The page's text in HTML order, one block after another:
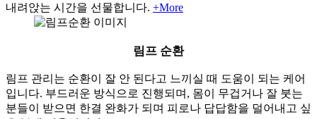
내려앉는 시간을 선물합니다. +More
림프 순환
림프 관리는 순환이 잘 안 된다고 느끼실 때 도움이 되는 케어
입니다. 부드러운 방식으로 진행되며, 몸이 무겁거나 잘 붓는
분들이 받으면 한결 완화가 되며 피로나 답답함을 덜어내고 싶